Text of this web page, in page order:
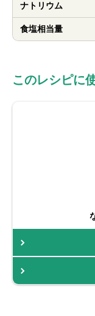
ナトリウム
食塩相当量
このレシピに